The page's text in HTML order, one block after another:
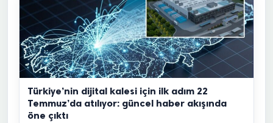
Türkiye’nin dijital kalesi için ilk adım 22
Temmuz’da atılıyor: güncel haber akışında
öne çıktı